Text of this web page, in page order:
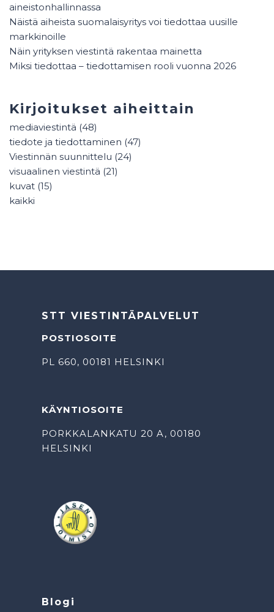
aineistonhallinnassa
Näistä aiheista suomalaisyritys voi tiedottaa uusille
markkinoille
Näin yrityksen viestintä rakentaa mainetta
Miksi tiedottaa – tiedottamisen rooli vuonna 2026
Kirjoitukset aiheittain
mediaviestintä (48)
tiedote ja tiedottaminen (47)
Viestinnän suunnittelu (24)
visuaalinen viestintä (21)
kuvat (15)
kaikki
STT VIESTINTÄPALVELUT
POSTIOSOITE
PL 660, 00181 HELSINKI
KÄYNTIOSOITE
PORKKALANKATU 20 A, 00180
HELSINKI
Blogi